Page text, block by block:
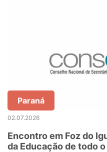
Paraná
02.07.2026
Encontro em Foz do
da Educação de todo